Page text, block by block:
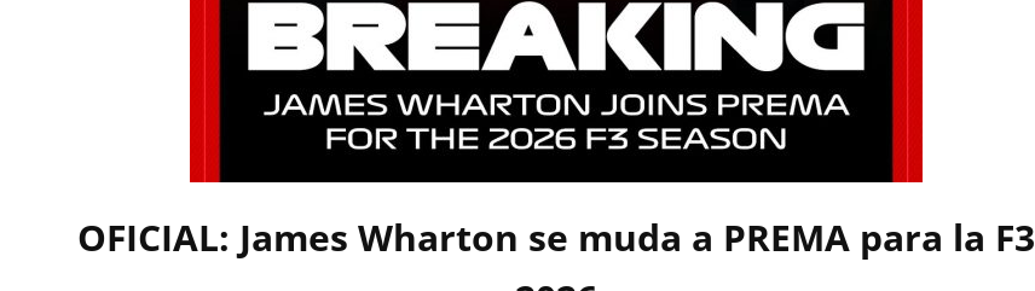
OFICIAL: James Wharton se muda a PREMA para la F3